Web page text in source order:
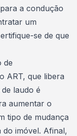
a condução
um
se de que
de
ART, que libera
laudo é
aumentar o
tipo de mudança
imóvel. Afinal,